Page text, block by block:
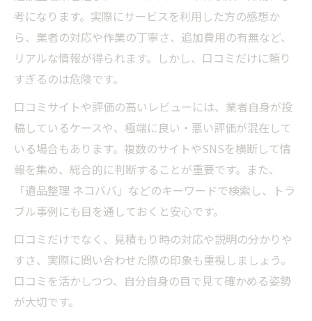
考になります。実際にサービスを利用した方の感想か
ら、業者の対応や作業の丁寧さ、追加費用の有無など、
リアルな情報が得られます。しかし、口コミだけに頼り
すぎるのは危険です。
口コミサイトや評価の高いレビューには、業者自身が投
稿しているケースや、極端に良い・悪い評価が混在して
いる場合もあります。複数のサイトやSNSを横断して情
報を集め、総合的に判断することが重要です。また、
「遺品整理 ネコババ」などのキーワードで検索し、トラ
ブル事例にも目を通しておくと安心です。
口コミだけでなく、見積もり時の対応や説明の分かりや
すさ、実際に問い合わせた際の印象も重視しましょう。
口コミを活かしつつ、自分自身の目で見て確かめる姿勢
が大切です。